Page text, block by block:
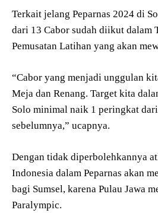
Terkait jelang Peparnas 2024 di
dari 13 Cabor sudah diikut dalam
Pemusatan Latihan yang akan
“Cabor yang menjadi unggulan
Meja dan Renang. Target kita
Solo minimal naik 1 peringkat dari
sebelumnya,” ucapnya.
Dengan tidak diperbolehkannya
Indonesia dalam Peparnas akan
bagi Sumsel, karena Pulau Jawa
Paralympic.